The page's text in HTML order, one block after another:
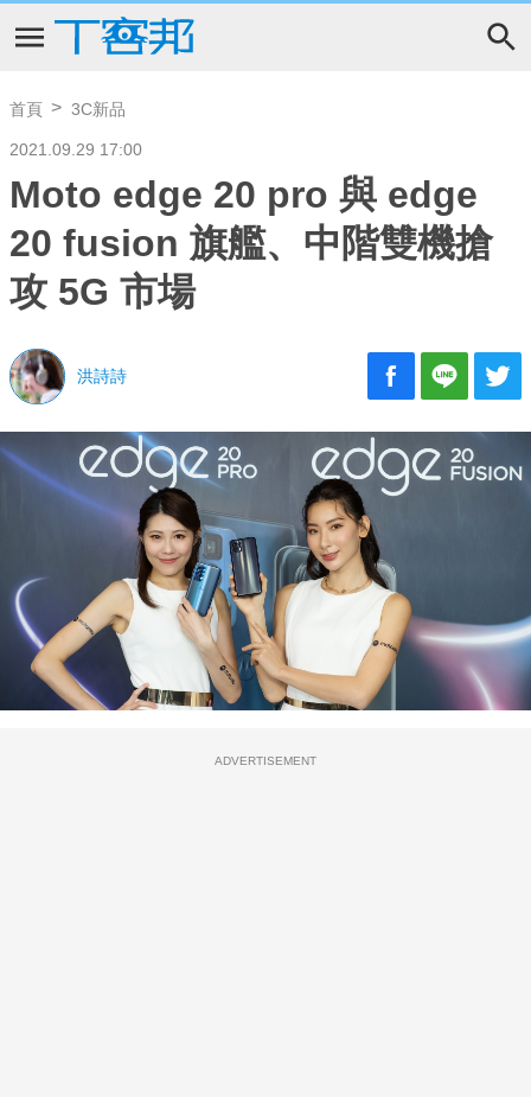
首頁 3C新品
2021.09.29 17:00
Moto edge 20 pro 與 edge
20 fusion 旗艦、中階雙機搶
攻 5G 市場
洪詩詩
ADVERTISEMENT